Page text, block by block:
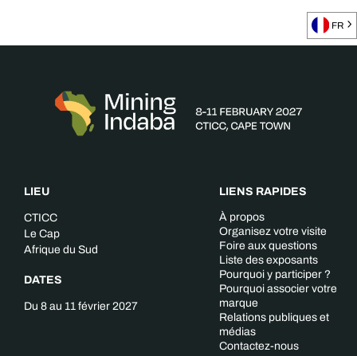
LIEU
CTICC
Le Cap
Afrique du Sud
DATES
Du 8 au 11 février 2027
LIENS RAPIDES
À propos
Organisez votre visite
Foire aux questions
Liste des exposants
Pourquoi y participer ?
Pourquoi associer votre
marque
Relations publiques et
médias
Contactez-nous
FR